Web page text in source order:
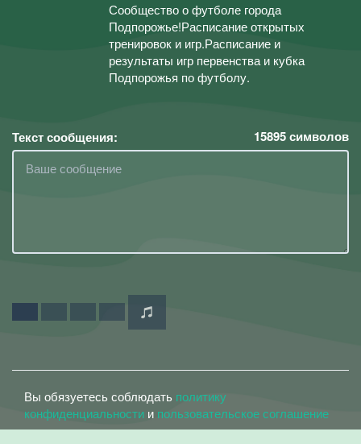
Сообщество о футболе города
Подпорожье!Расписание открытых
тренировок и игр.Расписание и
результаты игр первенства и кубка
Подпорожья по футболу.
Текст сообщения: 15895символов
Вы обязуетесь соблюдать политику
конфиденциальности и пользовательское соглашение